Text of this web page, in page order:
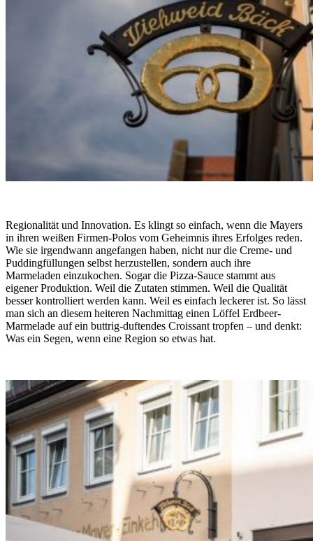
Regionalität und Innovation. Es klingt so einfach, wenn die Mayers
in ihren weißen Firmen-Polos vom Geheimnis ihres Erfolges reden.
Wie sie irgendwann angefangen haben, nicht nur die Creme- und
Puddingfüllungen selbst herzustellen, sondern auch ihre
Marmeladen einzukochen. Sogar die Pizza-Sauce stammt aus
eigener Produktion. Weil die Zutaten stimmen. Weil die Qualität
besser kontrolliert werden kann. Weil es einfach leckerer ist. So lässt
man sich an diesem heiteren Nachmittag einen Löffel Erdbeer-
Marmelade auf ein buttrig-duftendes Croissant tropfen – und denkt:
Was ein Segen, wenn eine Region so etwas hat.